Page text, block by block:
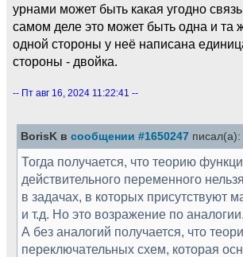
урнами может быть какая угодно
самом деле это может быть одна и та
одной стороны у неё написана
стороны - двойка.
-- Пт авг 16, 2024 11:22:41 --
BorisK в сообщении #1650247 писал(а):
Тогда получается, что теорию
действительного переменного
в задачах, в которых присутствуют
и т.д. Но это возражение по аналогии.
А без аналогий получается, что
переключательных схем, которая